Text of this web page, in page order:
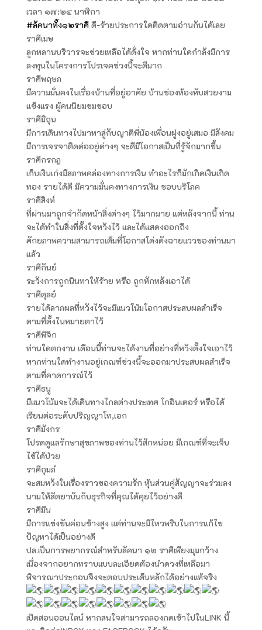
เวลา ๑๗:๒๔ นาฬิกา
#ลัคนาทั้ง๑๒ราศีดี-ร้ายประการใดติดตามอ่านกันได้เลย
ราศีเมษ
ลูกหลานบริวารจะช่วยเหลือได้ดั่งใจ หากท่านใดกำลังมีการ
ลงทุนในโครงการโปรเจคช่วงนี้จะดีมาก
ราศีพฤษภ
มีความมั่นคงในเรื่องบ้านที่อยู่อาศัย บ้านช่องห้องหับสวยงาม
แข็งแรง ผู้คนนิยมชมชอบ
ราศีมิถุน
มีการเดินทางไปมาหาสู่กับญาติพี่น้องเพื่อนฝูงอยู่เสมอ มีสังคม
มีการเจรจาติดต่ออยู่ต่างๆ จะดีมีโอกาสเป็นที่รู้จักมากขึ้น
ราศีกรกฎ
เก็บเงินเก่งมีสภาพคล่องทางการเงิน ทำอะไรก็มักเกิดเงินเกิด
ทอง รายได้ดี มีความมั่นคงทางการเงิน ชอบบริโภค
ราศีสิงห์
ที่ผ่านมาถูกจำกัดหน้าสิ่งต่างๆ ไว้มากมาย แต่หลังจากนี้ ท่าน
จะได้ทำในสิ่งที่ตั้งใจหวังไว้ และได้แสดงออกถึง
ศักยภาพความสามารถเต็มที่โอกาสโด่งดังฉายแววของท่านมา
แล้ว
ราศีกันย์
ระวังการถูกนินทาให้ร้าย หรือ ถูกหักหลังเอาได้
ราศีตุลย์
รายได้ลาภผลที่หวังไว้จะมีแนวโน้มโอกาสประสบผลสำเร็จ
ตามที่ตั้งในหมายตาไว้
ราศีพิจิก
ท่านใดตกงาน เดือนนี้ท่านจะได้งานที่อย่างที่หวังตั้งใจเอาไว้
หากท่านใดทำงานอยู่เกณฑ์ช่วงนี้จะออกมาประสบผลสำเร็จ
ตามที่คาดการณ์ไว้
ราศีธนู
มีแนวโน้มจะได้เดินทางไกลต่างประเทศ โกอินเตอร์ หรือได้
เรียนต่อระดับปริญญาโท,เอก
ราศีมังกร
โปรดดูแลรักษาสุขภาพของท่านไว้สักหน่อย มีเกณฑ์ที่จะเจ็บ
ไข้ได้ป่วย
ราศีกุมภ์
จะสมหวังในเรื่องราวของความรัก หุ้นส่วนคู่สัญญาจะร่วมลง
นามให้สัตยาบันกับธุรกิจที่คุณได้คุยไว้อย่างดี
ราศีมีน
มีการแข่งขันค่อนข้างสูง แต่ท่านจะมีไหวพริบในการแก้ไข
ปัญหาได้เป็นอย่างดี
ปล.เป็นการพยากรณ์สำหรับลัคนา ๑๒ ราศีเพียงมุมกว้าง
เนื่องจากอยากทราบแบบละเอียดต้องนำดวงที่เหลือมา
พิจารณาประกอบจึงจะตอบประเด็นหลักได้อย่างแท้จริง
เปิดสอนออนไลน์ หากสนใจสามารถลองกดเข้าไปในLINK นี้